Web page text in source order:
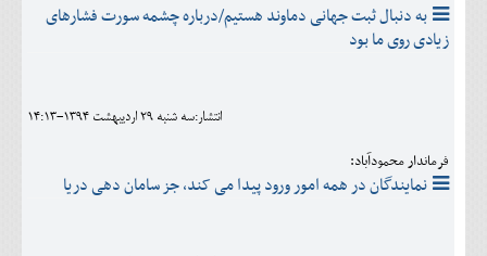
به دنبال ثبت جهانی دماوند هستیم/درباره چشمه سورت فشارهای
زیادی روی ما بود
انتشار:سه شنبه 29 ارديبهشت 1394-14:13
فرماندار محمودآباد:
نمایندگان در همه امور ورود پیدا می کند، جز سامان دهی دریا